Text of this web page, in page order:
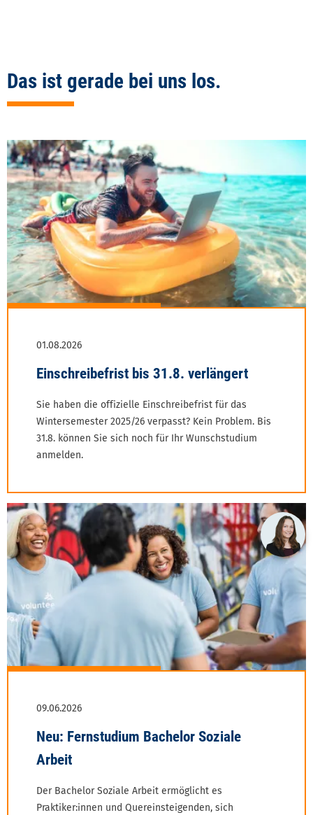
Das ist gerade bei uns los.
Sie haben die offizielle Einschreibefrist für das
Wintersemester 2025/26 verpasst? Kein Problem. Bis
31.8. können Sie sich noch für Ihr Wunschstudium
anmelden.
Der Bachelor Soziale Arbeit ermöglicht es
Praktiker:innen und Quereinsteigenden, sich